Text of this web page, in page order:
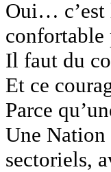
Oui… c’est
confortable
Il faut du
Et ce
Parce
Une Nation
sectoriels,